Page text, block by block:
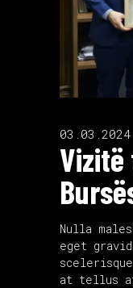
03.03.2024
Nulla
eget
at tellus